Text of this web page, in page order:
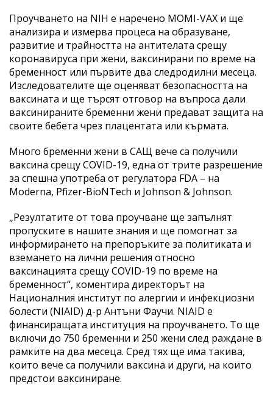
Проучването на NIH е наречено MOMI-VAX и ще
анализира и измерва процеса на образуване,
развитие и трайността на антителата срещу
коронавируса при жени, ваксинирани по време на
бременност или първите два следродилни месеца.
Изследователите ще оценяват безопасността на
ваксината и ще търсят отговор на въпроса дали
ваксинираните бременни жени предават защита на
своите бебета чрез плацентата или кърмата.
Много бременни жени в САЩ вече са получили
ваксина срещу COVID-19, една от трите разрешение
за спешна употреба от регулатора FDA – на
Moderna, Pfizer-BioNTech и Johnson & Johnson.
„Резултатите от това проучване ще запълнят
пропуските в нашите знания и ще помогнат за
информирането на препоръките за политиката и
вземането на лични решения относно
ваксинацията срещу COVID-19 по време на
бременност“, коментира директорът на
Националния институт по алергии и инфекциозни
болести (NIAID) д-р Антъни Фаучи. NIAID е
финансиращата институция на проучването. То ще
включи до 750 бременни и 250 жени след раждане в
рамките на два месеца. Сред тях ще има такива,
които вече са получили ваксина и други, на които
предстои ваксиниране.